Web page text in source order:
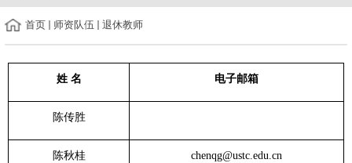
首页 师资队伍 退休教师
姓 名 电子邮箱
陈传胜
陈秋桂 chenqg@ustc.edu.cn